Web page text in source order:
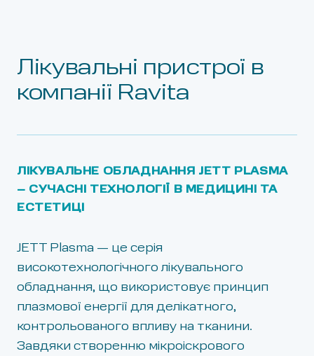
Лікувальні пристрої в
компанії Ravita
ЛІКУВАЛЬНЕ ОБЛАДНАННЯ JETT PLASMA
– СУЧАСНІ ТЕХНОЛОГІЇ В МЕДИЦИНІ ТА
ЕСТЕТИЦІ
JETT Plasma — це серія
високотехнологічного лікувального
обладнання, що використовує принцип
плазмової енергії для делікатного,
контрольованого впливу на тканини.
Завдяки створенню мікроіскрового